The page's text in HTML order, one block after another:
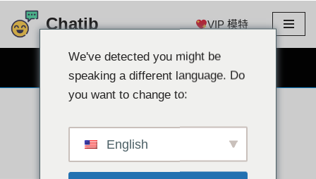
跳
容
Chatib VIP 模特
免费网络摄像头聊天
We've detected you might be
speaking a different language. Do
you want to change to:
English